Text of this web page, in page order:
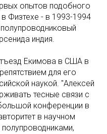
опытов подобного
Физтехе - в 1993-1994
индия.
Екимова в США в
для его
наукой. "Алексей
тесные связи с
конференции в
в научном